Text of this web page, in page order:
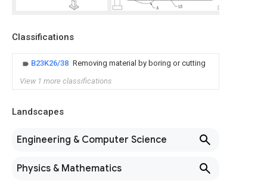
Classifications
B23K26/38 Removing material by boring or cutting
View 1 more classifications
Landscapes
Engineering & Computer Science
Physics & Mathematics